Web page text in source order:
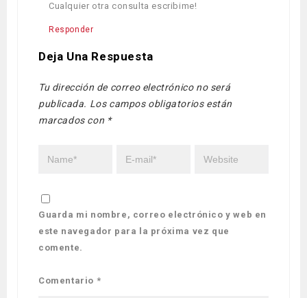
Cualquier otra consulta escribime!
Responder
Deja Una Respuesta
Tu dirección de correo electrónico no será
publicada. Los campos obligatorios están
marcados con *
Guarda mi nombre, correo electrónico y web en
este navegador para la próxima vez que
comente.
Comentario *